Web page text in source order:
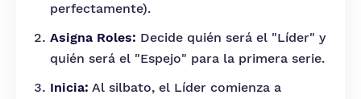
perfectamente).
Asigna Roles: Decide quién será el "Líder" y
quién será el "Espejo" para la primera serie.
Inicia: Al silbato, el Líder comienza a